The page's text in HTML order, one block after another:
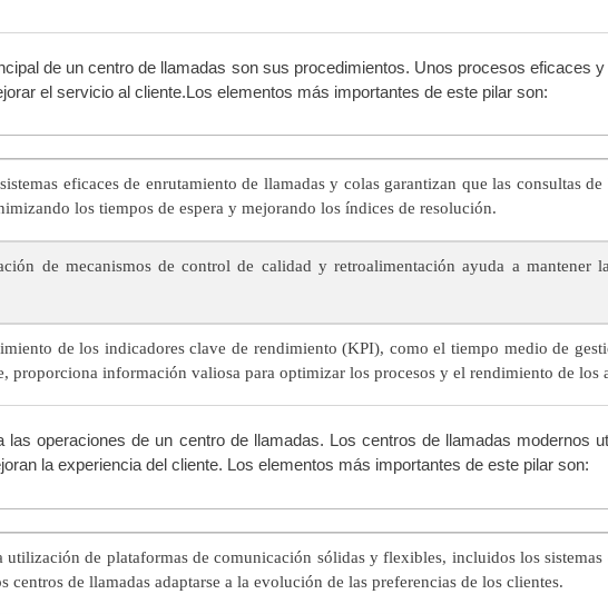
de un centro de llamadas son sus procedimientos. Unos procesos eficaces
el servicio al cliente.Los elementos más importantes de este pilar son:
eficaces de enrutamiento de llamadas y colas garantizan que las consultas
los tiempos de espera y mejorando los índices de resolución.
de mecanismos de control de calidad y retroalimentación ayuda a mantener
de los indicadores clave de rendimiento (KPI), como el tiempo medio de
proporciona información valiosa para optimizar los procesos y el rendimiento de los
las operaciones de un centro de llamadas. Los centros de llamadas modernos
la experiencia del cliente. Los elementos más importantes de este pilar son:
utilización de plataformas de comunicación sólidas y flexibles, incluidos los
centros de llamadas adaptarse a la evolución de las preferencias de los clientes.